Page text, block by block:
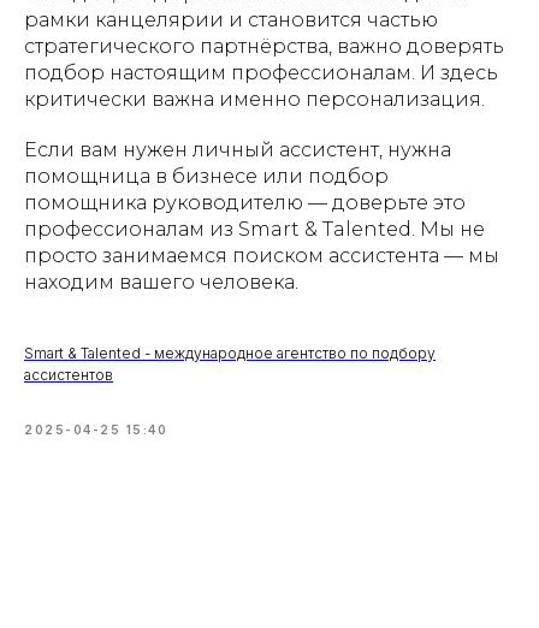
рамки канцелярии и становится частью
стратегического партнёрства, важно доверять
подбор настоящим профессионалам. И здесь
критически важна именно персонализация.
Если вам нужен личный ассистент, нужна
помощница в бизнесе или подбор
помощника руководителю — доверьте это
профессионалам из Smart & Talented. Мы не
просто занимаемся поиском ассистента — мы
находим вашего человека.
Smart & Talented - международное агентство по подбору
ассистентов
2025-04-25 15:40